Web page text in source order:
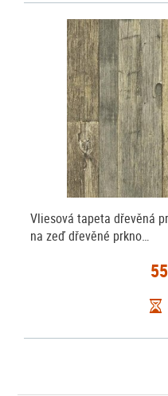
Vliesová tapeta dřevěná
na zeď dřevěné prkno…